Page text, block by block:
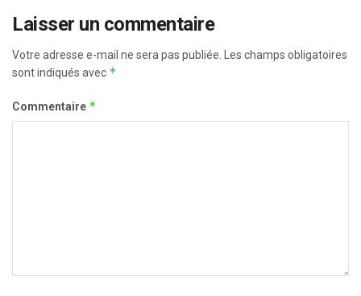
Laisser un commentaire
Votre adresse e-mail ne sera pas publiée.
Les champs obligatoires
sont indiqués avec *
Commentaire *